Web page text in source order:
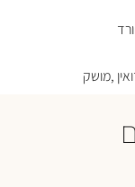
,מושק